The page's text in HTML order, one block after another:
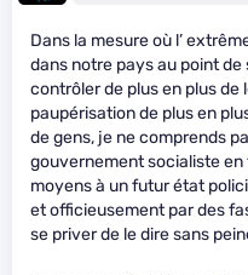
Dans la mesure où l’
dans notre pays au point
contrôler de plus en plus
paupérisation de plus en
de gens, je ne comprends
gouvernement socialiste en
moyens à un futur état
et officieusement par des
se priver de le dire sans